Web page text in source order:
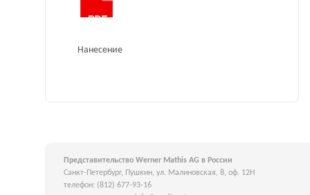
Нанесение
Представительство Werner Mathis AG в России
Санкт-Петербург, Пушкин, ул. Малиновская, 8, оф. 12Н
телефон: (812) 677-93-16